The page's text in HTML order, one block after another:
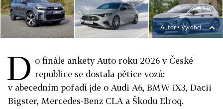
Autor ▪ Výrobci
D o finále ankety Auto roku 2026 v České
republice se dostala pětice vozů:
v abecedním pořadí jde o Audi A6, BMW iX3, Dacii
Bigster, Mercedes‑Benz CLA a Škodu Elroq.